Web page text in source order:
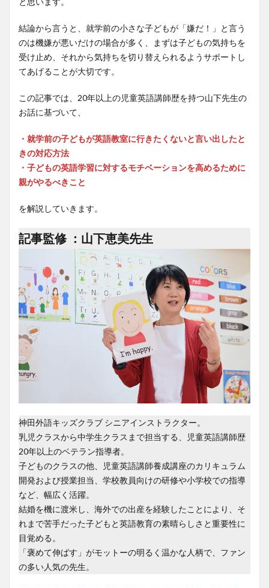
結論から言うと、就学前の小さな子どもが「嫌だ！」と言う
のは機嫌が悪いだけの場合が多く、まずは子どもの気持ちを
受け止め、それから気持ちを切り替えられるようサポートし
てあげることが大切です。
この記事では、20年以上の児童英語講師歴を持つ山下先生の
お話に基づいて、
・就学前の子どもが英語教室に行きたくないと言い出したと
きの対応方法
・子どもの英語学習に対するモチベーションを高めるために
親がやるべきこと
を解説していきます。
記事監修 ：山下恵美先生
神田外語キッズクラブ シニアインストラクター。
乳児クラスから中学生クラスまで担当する、児童英語講師歴
20年以上のベテラン指導者。
子どものクラスの他、児童英語講師養成講座のカリキュラム
開発および授業担当、学校教員向けの研修や小学校での指導
など、幅広く活躍。
結婚を機に渡米し、海外での出産を経験したことにより、そ
れまで苦手だった子どもと英語教育の素晴らしさと重要性に
目覚める。
「褒めて伸ばす」がモットーの明るく温かな人柄で、ファン
の多い人気の先生。